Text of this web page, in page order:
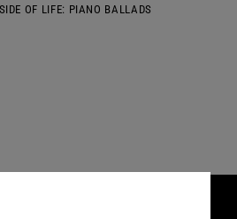
OF LIFE: PIANO BALLADS